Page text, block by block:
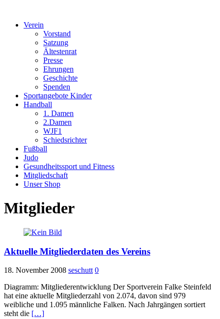
Verein
Vorstand
Satzung
Ältestenrat
Presse
Ehrungen
Geschichte
Spenden
Sportangebote Kinder
Handball
1. Damen
2.Damen
WJF1
Schiedsrichter
Fußball
Judo
Gesundheitssport und Fitness
Mitgliedschaft
Unser Shop
Mitglieder
Aktuelle Mitgliederdaten des Vereins
18. November 2008 seschutt 0
Diagramm: Mitgliederentwicklung Der Sportverein Falke Steinfeld
hat eine aktuelle Mitgliederzahl von 2.074, davon sind 979
weibliche und 1.095 männliche Falken. Nach Jahrgängen sortiert
steht die […]